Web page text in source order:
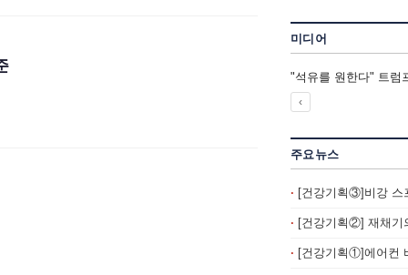
미디어
"석유를 원한다" 트럼
‹
주요뉴스
[건강기획③]비강
[건강기획②] 재채
[건강기획①]에어컨